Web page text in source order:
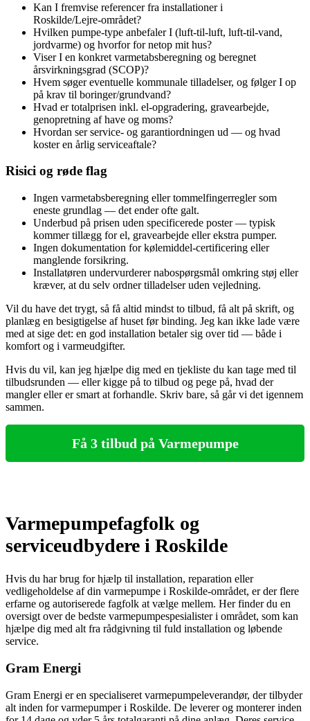
Kan I fremvise referencer fra installationer i
Roskilde/Lejre‑området?
Hvilken pumpe‑type anbefaler I (luft‑til‑luft, luft‑til‑vand,
jordvarme) og hvorfor for netop mit hus?
Viser I en konkret varmetabsberegning og beregnet
årsvirkningsgrad (SCOP)?
Hvem søger eventuelle kommunale tilladelser, og følger I op
på krav til boringer/grundvand?
Hvad er totalprisen inkl. el‑opgradering, gravearbejde,
genopretning af have og moms?
Hvordan ser service‑ og garantiordningen ud — og hvad
koster en årlig serviceaftale?
Risici og røde flag
Ingen varmetabsberegning eller tommelfingerregler som
eneste grundlag — det ender ofte galt.
Underbud på prisen uden specificerede poster — typisk
kommer tillægg for el, gravearbejde eller ekstra pumper.
Ingen dokumentation for kølemiddel‑certificering eller
manglende forsikring.
Installatøren undervurderer nabospørgsmål omkring støj eller
kræver, at du selv ordner tilladelser uden vejledning.
Vil du have det trygt, så få altid mindst to tilbud, få alt på skrift, og
planlæg en besigtigelse af huset før binding. Jeg kan ikke lade være
med at sige det: en god installation betaler sig over tid — både i
komfort og i varmeudgifter.
Hvis du vil, kan jeg hjælpe dig med en tjekliste du kan tage med til
tilbudsrunden — eller kigge på to tilbud og pege på, hvad der
mangler eller er smart at forhandle. Skriv bare, så går vi det igennem
sammen.
Få 3 tilbud på Varmepumpe
Varmepumpefagfolk og
serviceudbydere i Roskilde
Hvis du har brug for hjælp til installation, reparation eller
vedligeholdelse af din varmepumpe i Roskilde-området, er der flere
erfarne og autoriserede fagfolk at vælge mellem. Her finder du en
oversigt over de bedste varmepumpespesialister i området, som kan
hjælpe dig med alt fra rådgivning til fuld installation og løbende
service.
Gram Energi
Gram Energi er en specialiseret varmepumpeleverandør, der tilbyder
alt inden for varmepumper i Roskilde. De leverer og monterer inden